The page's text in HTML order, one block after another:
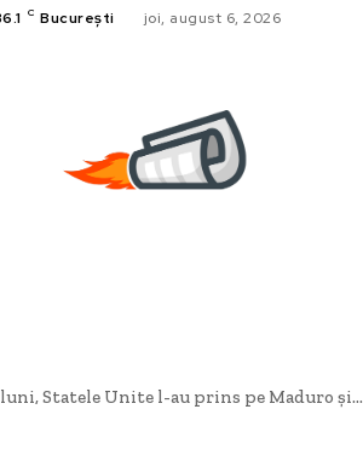
C București joi, august 6, 2026
Statele Unite l-au prins pe Maduro și...